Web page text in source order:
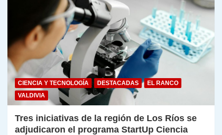
CIENCIA Y TECNOLOGÍA DESTACADAS
EL RANCO
VALDIVIA
Tres iniciativas de la región de Los Ríos se
adjudicaron el programa StartUp Ciencia